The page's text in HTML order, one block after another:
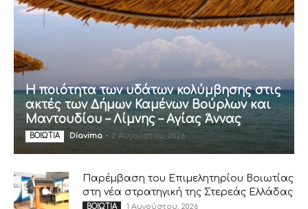
Η ποιότητα των υδάτων κολύμβησης στις
ακτές των Δήμων Καμένων Βούρλων και
Μαντουδίου – Λίμνης – Αγίας Άννας
ΒΟΙΩΤΙΑ Diavima - 2 Αυγούστου, 2026
Παρέμβαση του Επιμελητηρίου Βοιωτίας
στη νέα στρατηγική της Στερεάς Ελλάδας
ΒΟΙΩΤΙΑ 1 Αυγούστου, 2026